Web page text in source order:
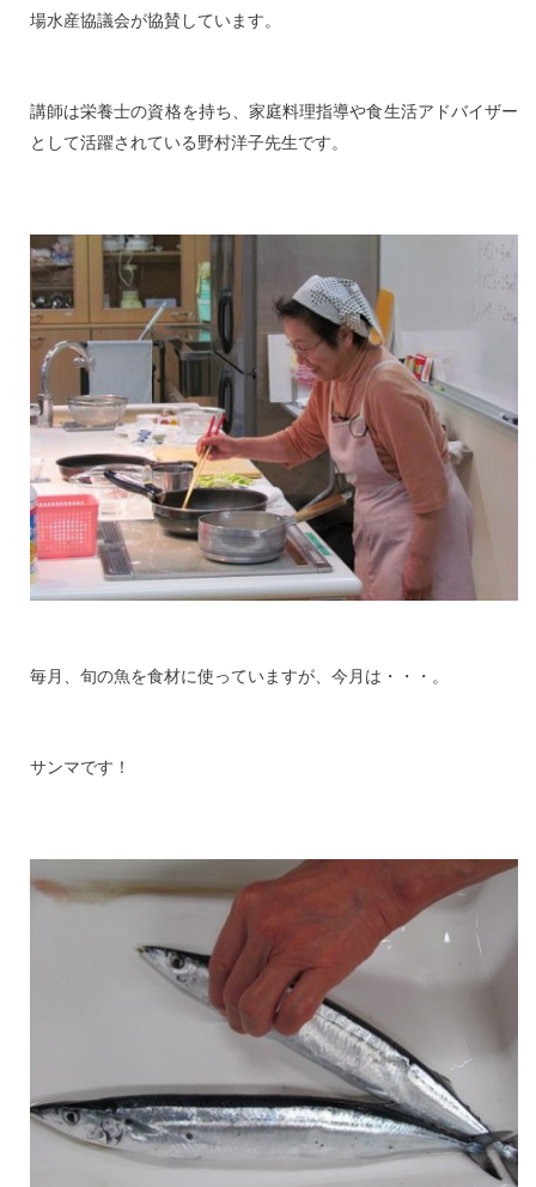
場水産協議会が協賛しています。
講師は栄養士の資格を持ち、家庭料理指導や食生活アドバイザー
として活躍されている野村洋子先生です。
毎月、旬の魚を食材に使っていますが、今月は・・・。
サンマです！